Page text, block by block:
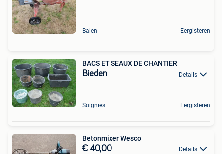
Balen Eergisteren
BACS ET SEAUX DE CHANTIER
Bieden Details
Soignies Eergisteren
Betonmixer Wesco
€ 40,00 Details